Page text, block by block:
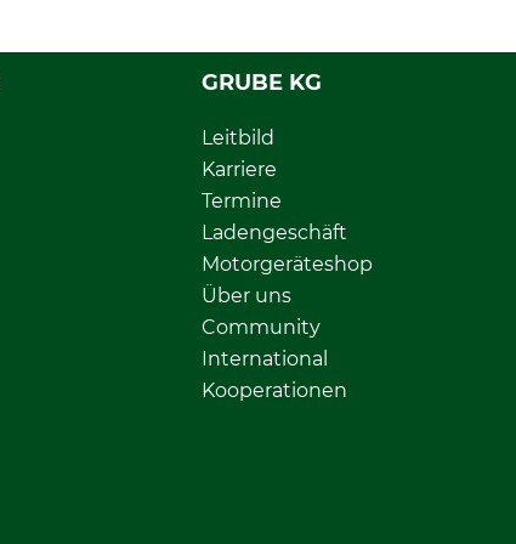
GRUBE KG
Leitbild
Karriere
Termine
Ladengeschäft
Motorgeräteshop
Über uns
Community
International
Kooperationen